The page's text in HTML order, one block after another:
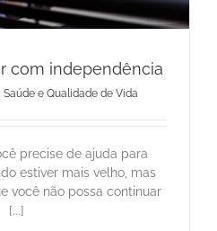
com independência
Saúde e Qualidade de Vida
precise de ajuda para
estiver mais velho, mas
você não possa continuar
[...]